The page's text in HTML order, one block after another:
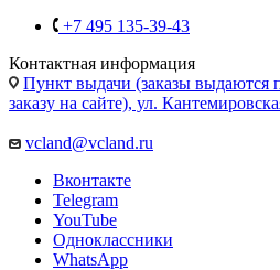
+7 495 135-39-43
Контактная информация
Пункт выдачи (заказы выдаются
заказу на сайте), ул.
vcland@vcland.ru
Вконтакте
Telegram
YouTube
Одноклассники
WhatsApp